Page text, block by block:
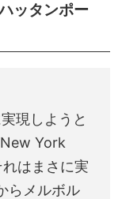
ッタンポー
現しようと
York
はまさに実
らメルボル